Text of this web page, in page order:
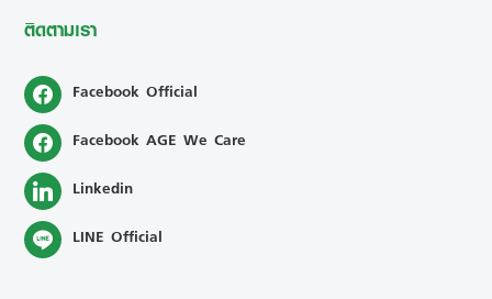
ติดตามเรา
Facebook Official
Facebook AGE We Care
Linkedin
LINE Official